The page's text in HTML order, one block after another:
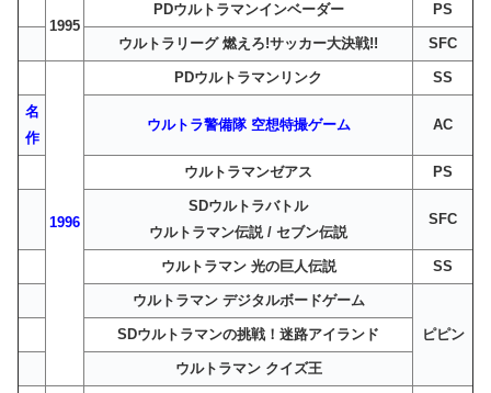
1995
PDウルトラマンインベーダー PS
ウルトラリーグ 燃えろ!サッカー大決戦!! SFC
1996
PDウルトラマンリンク SS
名
作
ウルトラ警備隊 空想特撮ゲーム AC
ウルトラマンゼアス PS
SDウルトラバトル
ウルトラマン伝説 / セブン伝説
SFC
ウルトラマン 光の巨人伝説 SS
ウルトラマン デジタルボードゲーム
ピピン
SDウルトラマンの挑戦！迷路アイランド
ウルトラマン クイズ王